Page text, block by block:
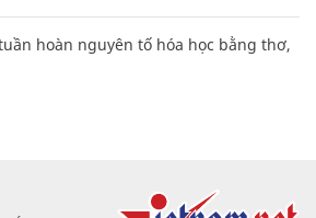
hoàn nguyên tố hóa học bằng thơ,